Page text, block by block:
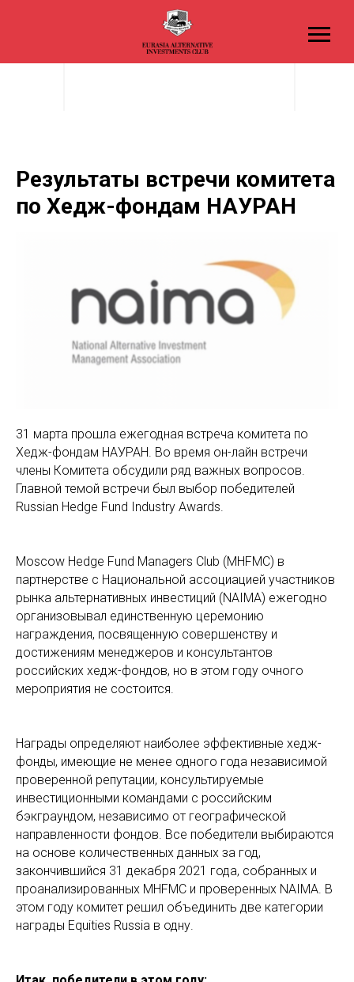
Результаты встречи комитета
по Хедж-фондам НАУРАН
31 марта прошла ежегодная встреча комитета по
Хедж-фондам НАУРАН. Во время он-лайн встречи
члены Комитета обсудили ряд важных вопросов.
Главной темой встречи был выбор победителей
Russian Hedge Fund Industry Awards.
Moscow Hedge Fund Managers Club (MHFMC) в
партнерстве с Национальной ассоциацией участников
рынка альтернативных инвестиций (NAIMA) ежегодно
организовывал единственную церемонию
награждения, посвященную совершенству и
достижениям менеджеров и консультантов
российских хедж-фондов, но в этом году очного
мероприятия не состоится.
Награды определяют наиболее эффективные хедж-
фонды, имеющие не менее одного года независимой
проверенной репутации, консультируемые
инвестиционными командами с российским
бэкграундом, независимо от географической
направленности фондов. Все победители выбираются
на основе количественных данных за год,
закончившийся 31 декабря 2021 года, собранных и
проанализированных MHFMC и проверенных NAIMA. В
этом году комитет решил объединить две категории
награды Equities Russia в одну.